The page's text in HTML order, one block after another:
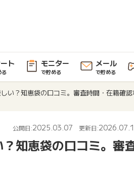
ト
る
モニター
で貯める
メール
で貯める
い？知恵袋の口コミ。審査時間・在籍確
公開日:2025.03.07 更新日:
知恵袋の口コミ。審